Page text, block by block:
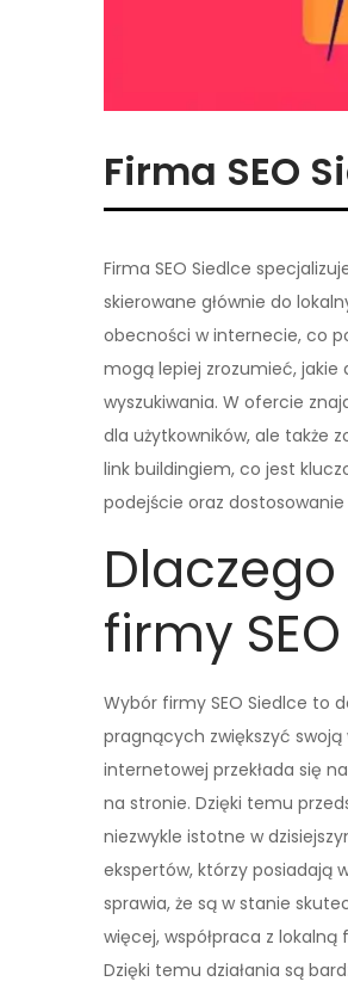
Firma SEO
Firma SEO Siedlce
skierowane głównie do
obecności w internecie, co
mogą lepiej zrozumieć, jakie
wyszukiwania. W ofercie
dla użytkowników, ale także
link buildingiem, co jest
podejście oraz
firmy
Wybór firmy SEO Siedlce to
pragnących zwiększyć
internetowej przekłada się
na stronie. Dzięki temu
niezwykle istotne w
ekspertów, którzy posiadają
sprawia, że są w stanie
więcej, współpraca z
Dzięki temu działania są